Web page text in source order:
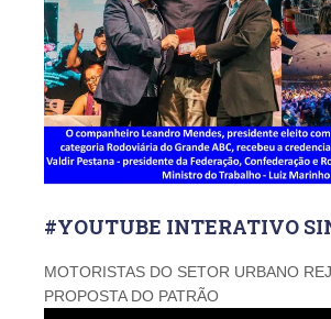
#YOUTUBE INTERATIVO
MOTORISTAS DO SETOR URBANO
PROPOSTA DO PATRÃO